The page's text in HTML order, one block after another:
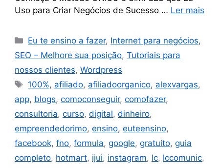
Uso para Criar Negócios de Sucesso … Ler mais
Eu te ensino a fazer, Internet para negócios,
SEO – Melhore sua posição, Tutoriais para
nossos clientes, Wordpress
100%, afiliado, afiliadoorganico, alexvargas,
app, blogs, comoconseguir, comofazer,
consultoria, curso, digital, dinheiro,
empreendedorimo, ensino, euteensino,
facebook, fno, formula, google, gratuito, guia
completo, hotmart, ijui, instagram, lc, lccomunic,